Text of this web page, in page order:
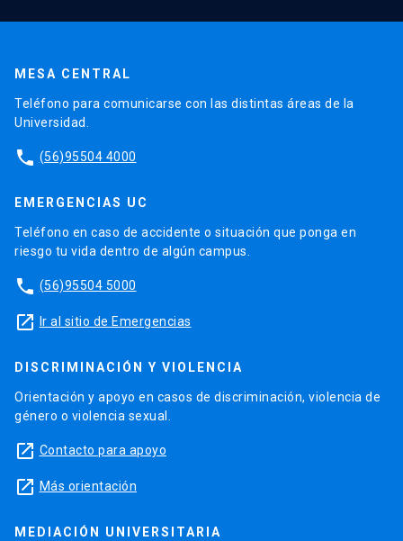
MESA CENTRAL
Teléfono para comunicarse con las distintas áreas de la
Universidad.
phone (56)95504 4000
EMERGENCIAS UC
Teléfono en caso de accidente o situación que ponga en
riesgo tu vida dentro de algún campus.
phone (56)95504 5000
launch Ir al sitio de Emergencias
DISCRIMINACIÓN Y VIOLENCIA
Orientación y apoyo en casos de discriminación, violencia de
género o violencia sexual.
launch Contacto para apoyo
launch Más orientación
MEDIACIÓN UNIVERSITARIA